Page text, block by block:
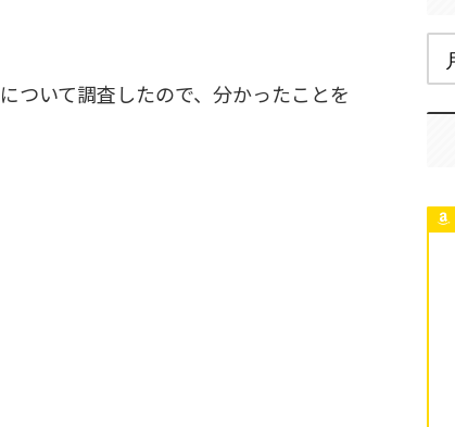
について調査したので、分かったことを